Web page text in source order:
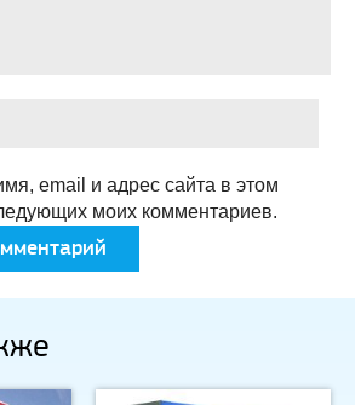
email и адрес сайта в этом
моих комментариев.